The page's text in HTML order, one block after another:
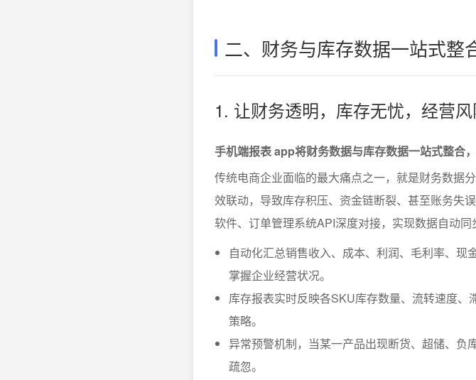
二、财务与库存数据一站式整
1. 让财务透明，库存无忧，经营
手机端报表 app将财务数据与库存数据一站式整合
传统电商企业面临的最大痛点之一，就是财务数据
效联动，导致库存积压、资金链断裂、甚至账务失
软件、订单管理系统API深度对接，实现数据自动同
自动化汇总销售收入、成本、利润、毛利率、
掌握企业经营状况。
库存报表实时反映各SKU库存数量、流转速度
策略。
异常预警机制，当某一产品出现断货、超储、负
疏忽。